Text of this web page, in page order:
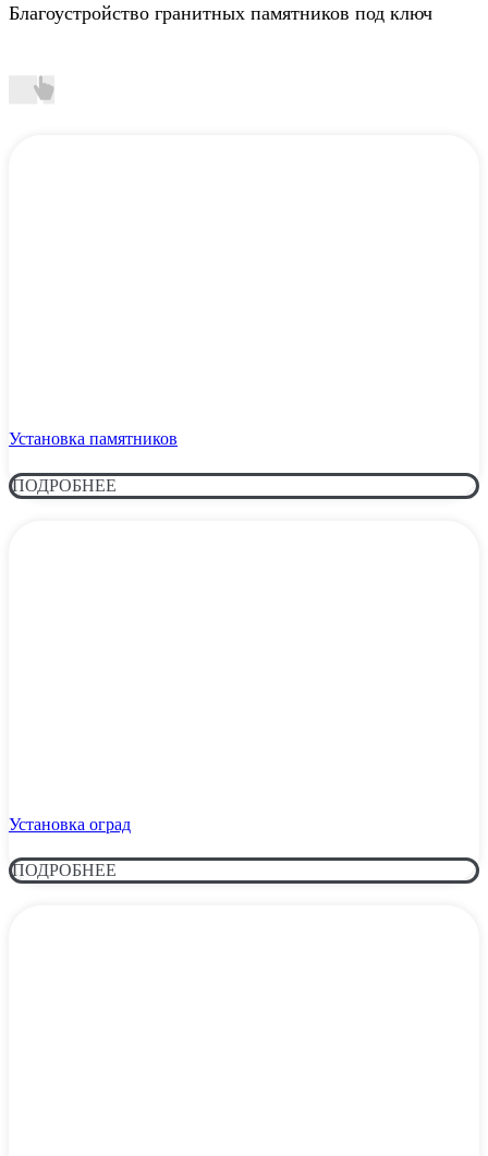
Благоустройство гранитных памятников под ключ
Установка памятников
ПОДРОБНЕЕ
Установка оград
ПОДРОБНЕЕ